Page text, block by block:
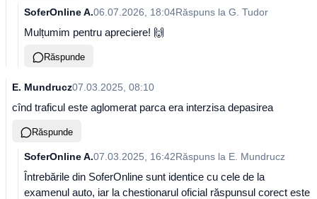
SoferOnline A.06.07.2026, 18:04Răspuns la G. Tudor
Mulțumim pentru apreciere! 🙌
Răspunde
E. Mundrucz07.03.2025, 08:10
cînd traficul este aglomerat parca era interzisa depasirea
Răspunde
SoferOnline A.07.03.2025, 16:42Răspuns la E. Mundrucz
Întrebările din SoferOnline sunt identice cu cele de la
examenul auto, iar la chestionarul oficial răspunsul corect este